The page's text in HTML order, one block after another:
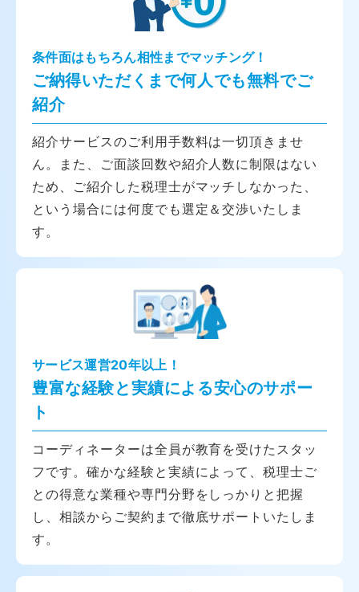
条件面はもちろん相性までマッチング！
ご納得いただくまで何人でも無料でご
紹介
紹介サービスのご利用手数料は一切頂きませ
ん。また、ご面談回数や紹介人数に制限はない
ため、ご紹介した税理士がマッチしなかった、
という場合には何度でも選定＆交渉いたしま
す。
サービス運営20年以上！
豊富な経験と実績による安心のサポー
ト
コーディネーターは全員が教育を受けたスタッ
フです。確かな経験と実績によって、税理士ご
との得意な業種や専門分野をしっかりと把握
し、相談からご契約まで徹底サポートいたしま
す。